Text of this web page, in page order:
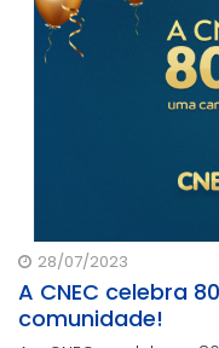
28/07/2023
A CNEC celebra
comunidade!